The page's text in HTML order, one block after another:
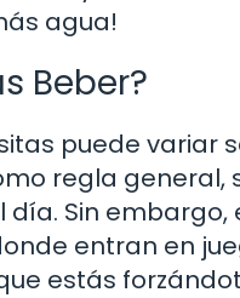
agua!
Beber?
puede variar
regla
Sin
entran en
estás